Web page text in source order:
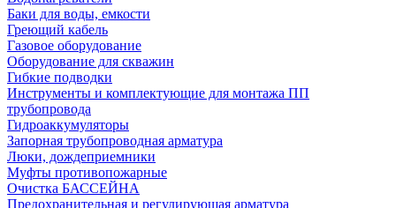
Баки для воды, емкости
Греющий кабель
Газовое оборудование
Оборудование для скважин
Гибкие подводки
Инструменты и комплектующие для монтажа ПП
трубопровода
Гидроаккумуляторы
Запорная трубопроводная арматура
Люки, дождеприемники
Муфты противопожарные
Очистка БАССЕЙНА
Предохранительная и регулирующая арматура